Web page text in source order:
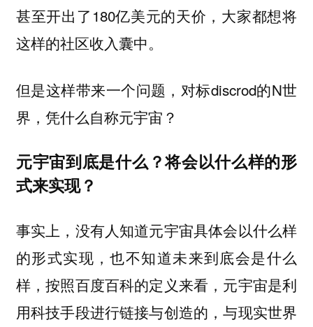
甚至开出了180亿美元的天价，大家都想将
这样的社区收入囊中。
但是这样带来一个问题，对标discrod的N世
界，凭什么自称元宇宙？
元宇宙到底是什么？将会以什么样的形
式来实现？
事实上，没有人知道元宇宙具体会以什么样
的形式实现，也不知道未来到底会是什么
样，按照百度百科的定义来看，元宇宙是利
用科技手段进行链接与创造的，与现实世界